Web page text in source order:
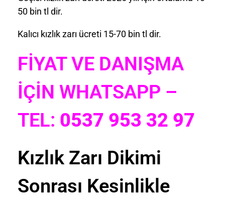
50 bin tl dir.
Kalıcı kızlık zarı ücreti 15-70 bin tl dir.
FİYAT VE DANIŞMA
İÇİN WHATSAPP –
TEL: 0537 953 32 97
Kızlık Zarı Dikimi
Sonrası Kesinlikle